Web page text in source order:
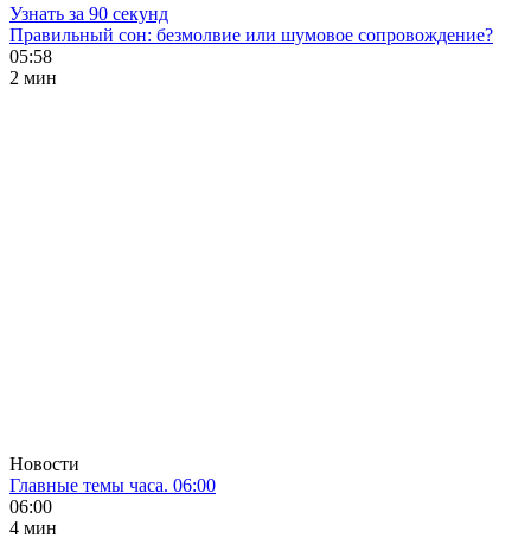
Узнать за 90 секунд
Правильный сон: безмолвие или шумовое сопровождение?
05:58
2 мин
Новости
Главные темы часа. 06:00
06:00
4 мин